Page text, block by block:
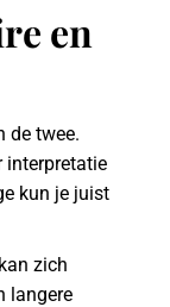
en
de twee.
interpretatie
kun je juist
zich
langere